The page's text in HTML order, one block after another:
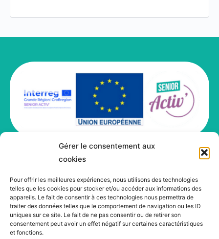
Gérer le consentement aux
cookies
Pour offrir les meilleures expériences, nous utilisons des technologies
telles que les cookies pour stocker et/ou accéder aux informations des
appareils. Le fait de consentir à ces technologies nous permettra de
traiter des données telles que le comportement de navigation ou les ID
uniques sur ce site. Le fait de ne pas consentir ou de retirer son
consentement peut avoir un effet négatif sur certaines caractéristiques
et fonctions.
Politique de confidentialité
Menu
Items